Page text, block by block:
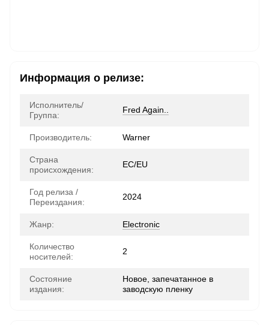
Информация о релизе:
Исполнитель/
Группа:
Fred Again..
Производитель: Warner
Страна
происхождения:
ЕС/EU
Год релиза /
Переиздания:
2024
Жанр: Electronic
Количество
носителей:
2
Состояние
издания:
Новое, запечатанное в
заводскую пленку